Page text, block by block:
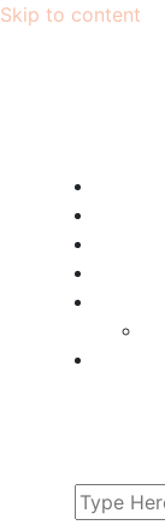
Skip to content